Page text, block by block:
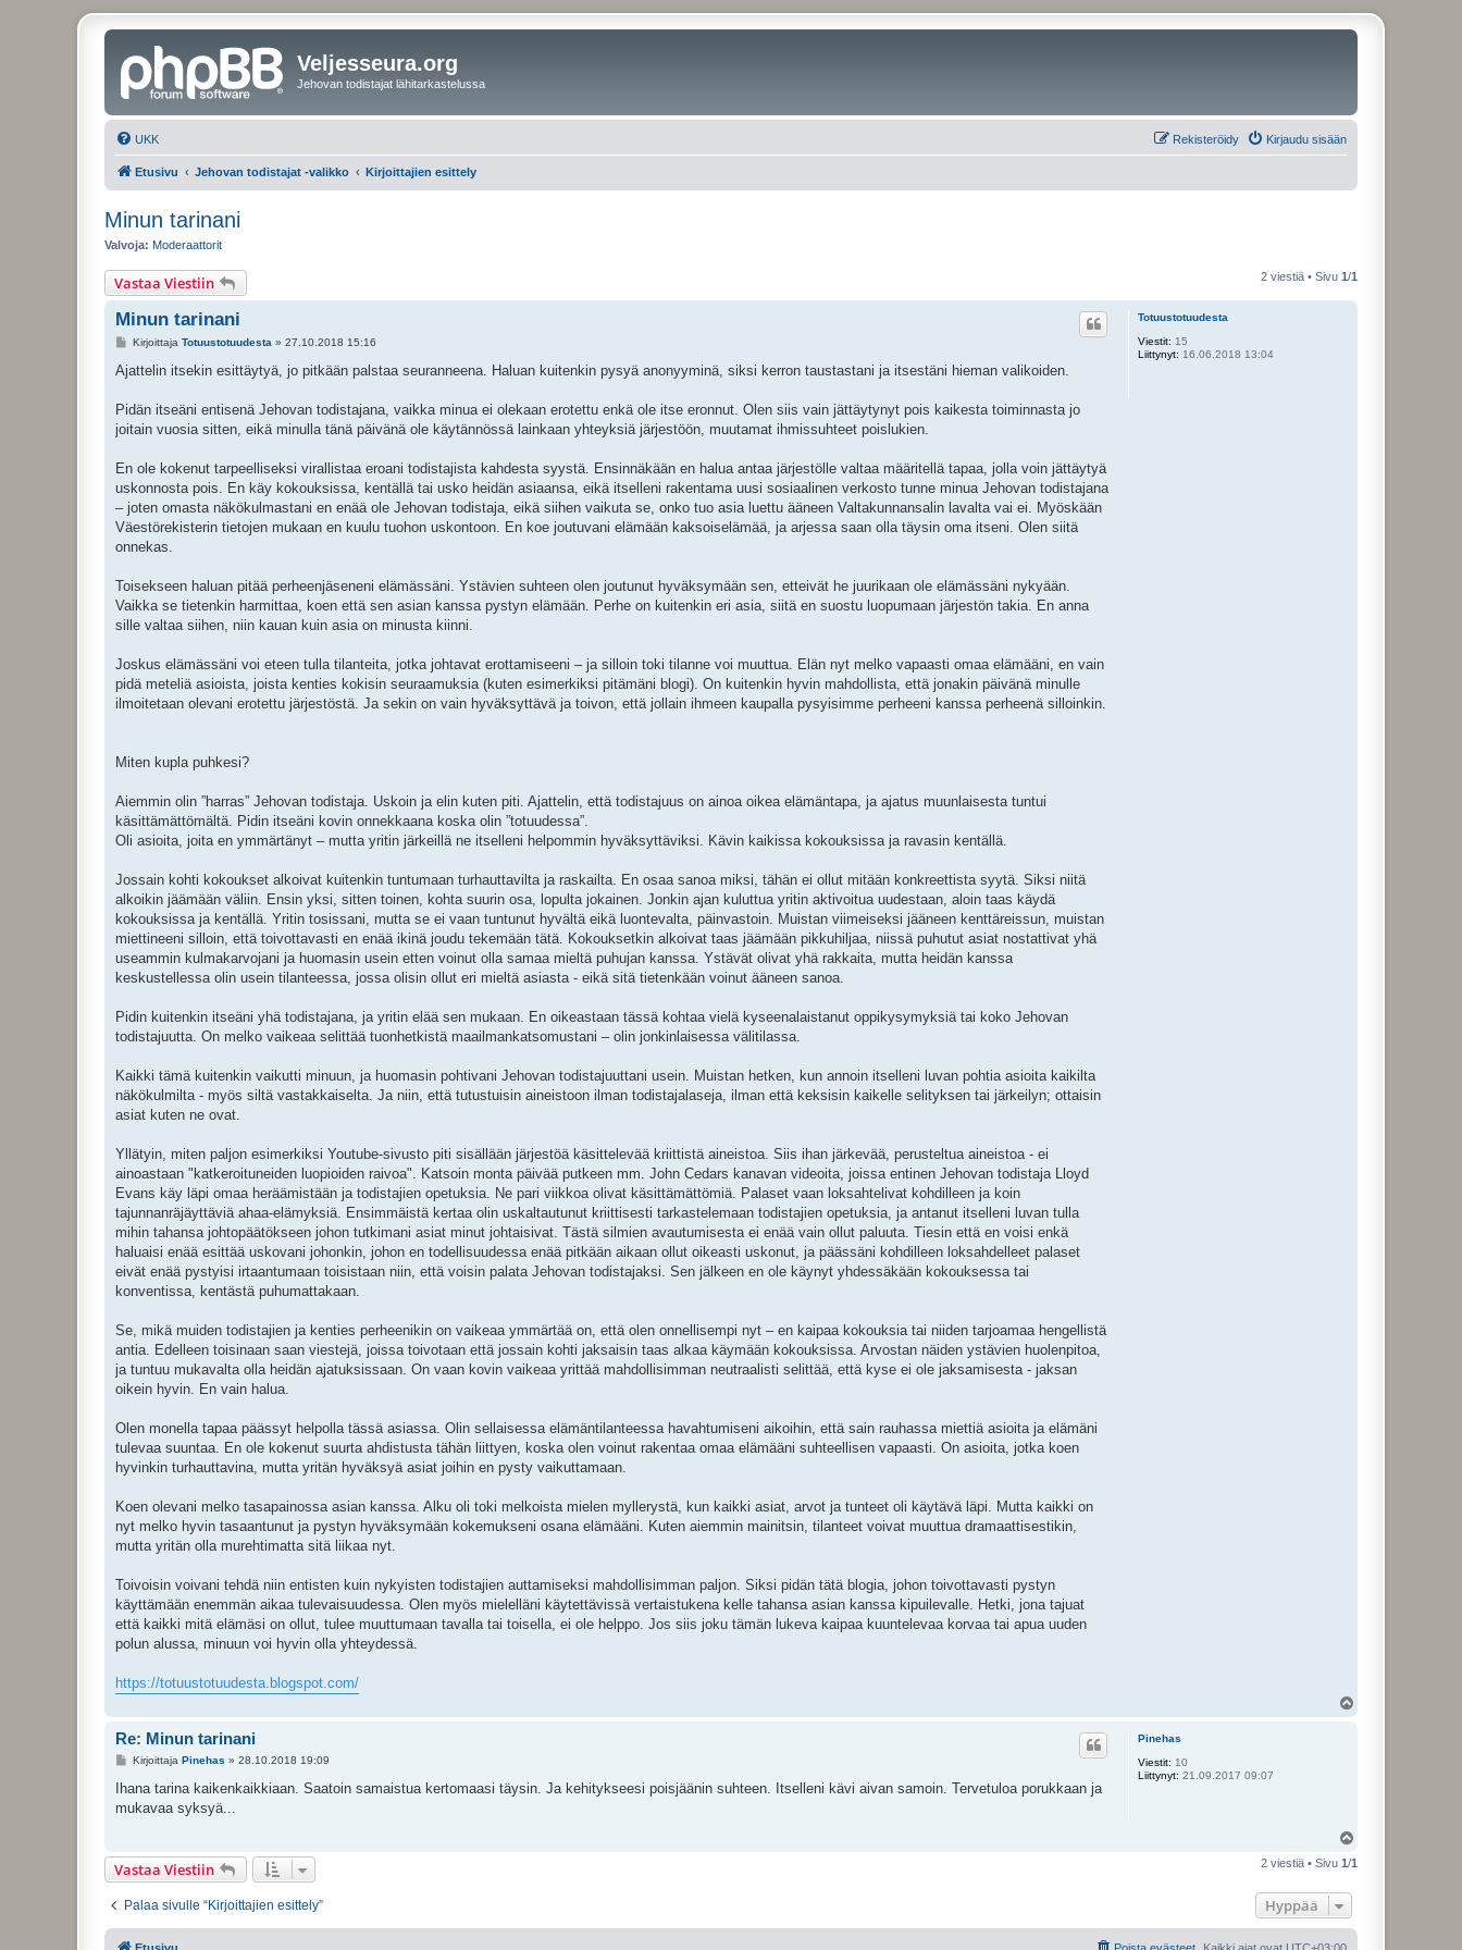
Veljesseura.org
Jehovan todistajat lähitarkastelussa
UKK Kirjaudu sisään
Rekisteröidy
Etusivu Jehovan todistajat -valikko Kirjoittajien esittely
Minun tarinani
Valvoja: Moderaattorit
Vastaa Viestiin 2 viestiä • Sivu 1/1
Totuustotuudesta
Viestit: 15
Liittynyt: 16.06.2018 13:04
Minun tarinani
V
e
i
Kirjoittaja Totuustotuudesta » 27.10.2018 15:16
Ajattelin itsekin esittäytyä, jo pitkään palstaa seuranneena. Haluan kuitenkin pysyä anonyyminä, siksi kerron taustastani ja itsestäni hieman valikoiden.
Pidän itseäni entisenä Jehovan todistajana, vaikka minua ei olekaan erotettu enkä ole itse eronnut. Olen siis vain jättäytynyt pois kaikesta toiminnasta jo
joitain vuosia sitten, eikä minulla tänä päivänä ole käytännössä lainkaan yhteyksiä järjestöön, muutamat ihmissuhteet poislukien.
En ole kokenut tarpeelliseksi virallistaa eroani todistajista kahdesta syystä. Ensinnäkään en halua antaa järjestölle valtaa määritellä tapaa, jolla voin jättäytyä
uskonnosta pois. En käy kokouksissa, kentällä tai usko heidän asiaansa, eikä itselleni rakentama uusi sosiaalinen verkosto tunne minua Jehovan todistajana
– joten omasta näkökulmastani en enää ole Jehovan todistaja, eikä siihen vaikuta se, onko tuo asia luettu ääneen Valtakunnansalin lavalta vai ei. Myöskään
Väestörekisterin tietojen mukaan en kuulu tuohon uskontoon. En koe joutuvani elämään kaksoiselämää, ja arjessa saan olla täysin oma itseni. Olen siitä
onnekas.
Toisekseen haluan pitää perheenjäseneni elämässäni. Ystävien suhteen olen joutunut hyväksymään sen, etteivät he juurikaan ole elämässäni nykyään.
Vaikka se tietenkin harmittaa, koen että sen asian kanssa pystyn elämään. Perhe on kuitenkin eri asia, siitä en suostu luopumaan järjestön takia. En anna
sille valtaa siihen, niin kauan kuin asia on minusta kiinni.
Joskus elämässäni voi eteen tulla tilanteita, jotka johtavat erottamiseeni – ja silloin toki tilanne voi muuttua. Elän nyt melko vapaasti omaa elämääni, en vain
pidä meteliä asioista, joista kenties kokisin seuraamuksia (kuten esimerkiksi pitämäni blogi). On kuitenkin hyvin mahdollista, että jonakin päivänä minulle
ilmoitetaan olevani erotettu järjestöstä. Ja sekin on vain hyväksyttävä ja toivon, että jollain ihmeen kaupalla pysyisimme perheeni kanssa perheenä silloinkin.
Miten kupla puhkesi?
Aiemmin olin ”harras” Jehovan todistaja. Uskoin ja elin kuten piti. Ajattelin, että todistajuus on ainoa oikea elämäntapa, ja ajatus muunlaisesta tuntui
käsittämättömältä. Pidin itseäni kovin onnekkaana koska olin ”totuudessa”.
Oli asioita, joita en ymmärtänyt – mutta yritin järkeillä ne itselleni helpommin hyväksyttäviksi. Kävin kaikissa kokouksissa ja ravasin kentällä.
Jossain kohti kokoukset alkoivat kuitenkin tuntumaan turhauttavilta ja raskailta. En osaa sanoa miksi, tähän ei ollut mitään konkreettista syytä. Siksi niitä
alkoikin jäämään väliin. Ensin yksi, sitten toinen, kohta suurin osa, lopulta jokainen. Jonkin ajan kuluttua yritin aktivoitua uudestaan, aloin taas käydä
kokouksissa ja kentällä. Yritin tosissani, mutta se ei vaan tuntunut hyvältä eikä luontevalta, päinvastoin. Muistan viimeiseksi jääneen kenttäreissun, muistan
miettineeni silloin, että toivottavasti en enää ikinä joudu tekemään tätä. Kokouksetkin alkoivat taas jäämään pikkuhiljaa, niissä puhutut asiat nostattivat yhä
useammin kulmakarvojani ja huomasin usein etten voinut olla samaa mieltä puhujan kanssa. Ystävät olivat yhä rakkaita, mutta heidän kanssa
keskustellessa olin usein tilanteessa, jossa olisin ollut eri mieltä asiasta - eikä sitä tietenkään voinut ääneen sanoa.
Pidin kuitenkin itseäni yhä todistajana, ja yritin elää sen mukaan. En oikeastaan tässä kohtaa vielä kyseenalaistanut oppikysymyksiä tai koko Jehovan
todistajuutta. On melko vaikeaa selittää tuonhetkistä maailmankatsomustani – olin jonkinlaisessa välitilassa.
Kaikki tämä kuitenkin vaikutti minuun, ja huomasin pohtivani Jehovan todistajuuttani usein. Muistan hetken, kun annoin itselleni luvan pohtia asioita kaikilta
näkökulmilta - myös siltä vastakkaiselta. Ja niin, että tutustuisin aineistoon ilman todistajalaseja, ilman että keksisin kaikelle selityksen tai järkeilyn; ottaisin
asiat kuten ne ovat.
Yllätyin, miten paljon esimerkiksi Youtube-sivusto piti sisällään järjestöä käsittelevää kriittistä aineistoa. Siis ihan järkevää, perusteltua aineistoa - ei
ainoastaan "katkeroituneiden luopioiden raivoa". Katsoin monta päivää putkeen mm. John Cedars kanavan videoita, joissa entinen Jehovan todistaja Lloyd
Evans käy läpi omaa heräämistään ja todistajien opetuksia. Ne pari viikkoa olivat käsittämättömiä. Palaset vaan loksahtelivat kohdilleen ja koin
tajunnanräjäyttäviä ahaa-elämyksiä. Ensimmäistä kertaa olin uskaltautunut kriittisesti tarkastelemaan todistajien opetuksia, ja antanut itselleni luvan tulla
mihin tahansa johtopäätökseen johon tutkimani asiat minut johtaisivat. Tästä silmien avautumisesta ei enää vain ollut paluuta. Tiesin että en voisi enkä
haluaisi enää esittää uskovani johonkin, johon en todellisuudessa enää pitkään aikaan ollut oikeasti uskonut, ja päässäni kohdilleen loksahdelleet palaset
eivät enää pystyisi irtaantumaan toisistaan niin, että voisin palata Jehovan todistajaksi. Sen jälkeen en ole käynyt yhdessäkään kokouksessa tai
konventissa, kentästä puhumattakaan.
Se, mikä muiden todistajien ja kenties perheenikin on vaikeaa ymmärtää on, että olen onnellisempi nyt – en kaipaa kokouksia tai niiden tarjoamaa hengellistä
antia. Edelleen toisinaan saan viestejä, joissa toivotaan että jossain kohti jaksaisin taas alkaa käymään kokouksissa. Arvostan näiden ystävien huolenpitoa,
ja tuntuu mukavalta olla heidän ajatuksissaan. On vaan kovin vaikeaa yrittää mahdollisimman neutraalisti selittää, että kyse ei ole jaksamisesta - jaksan
oikein hyvin. En vain halua.
Olen monella tapaa päässyt helpolla tässä asiassa. Olin sellaisessa elämäntilanteessa havahtumiseni aikoihin, että sain rauhassa miettiä asioita ja elämäni
tulevaa suuntaa. En ole kokenut suurta ahdistusta tähän liittyen, koska olen voinut rakentaa omaa elämääni suhteellisen vapaasti. On asioita, jotka koen
hyvinkin turhauttavina, mutta yritän hyväksyä asiat joihin en pysty vaikuttamaan.
Koen olevani melko tasapainossa asian kanssa. Alku oli toki melkoista mielen myllerystä, kun kaikki asiat, arvot ja tunteet oli käytävä läpi. Mutta kaikki on
nyt melko hyvin tasaantunut ja pystyn hyväksymään kokemukseni osana elämääni. Kuten aiemmin mainitsin, tilanteet voivat muuttua dramaattisestikin,
mutta yritän olla murehtimatta sitä liikaa nyt.
Toivoisin voivani tehdä niin entisten kuin nykyisten todistajien auttamiseksi mahdollisimman paljon. Siksi pidän tätä blogia, johon toivottavasti pystyn
käyttämään enemmän aikaa tulevaisuudessa. Olen myös mielelläni käytettävissä vertaistukena kelle tahansa asian kanssa kipuilevalle. Hetki, jona tajuat
että kaikki mitä elämäsi on ollut, tulee muuttumaan tavalla tai toisella, ei ole helppo. Jos siis joku tämän lukeva kaipaa kuuntelevaa korvaa tai apua uuden
polun alussa, minuun voi hyvin olla yhteydessä.
https://totuustotuudesta.blogspot.com/
Pinehas
Viestit: 10
Liittynyt: 21.09.2017 09:07
Re: Minun tarinani
V
e
t
Kirjoittaja Pinehas » 28.10.2018 19:09
Ihana tarina kaikenkaikkiaan. Saatoin samaistua kertomaasi täysin. Ja kehitykseesi poisjäänin suhteen. Itselleni kävi aivan samoin. Tervetuloa porukkaan ja
mukavaa syksyä...
ö
Vastaa Viestiin 2 viestiä • Sivu 1/1
Palaa sivulle “Kirjoittajien esittely” Hyppää